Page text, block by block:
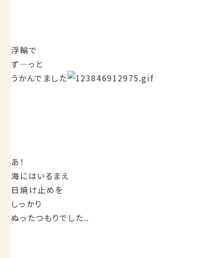
浮輪で
ず―っと
うかんでました
あ！
海にはいるまえ
日焼け止めを
しっかり
ぬったつもりでした..